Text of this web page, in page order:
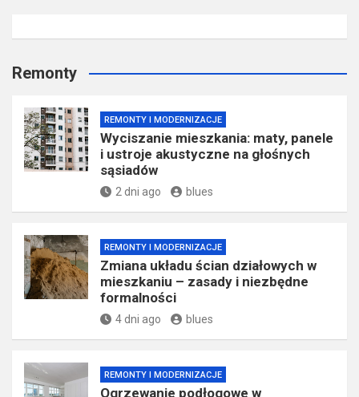
Remonty
REMONTY I MODERNIZACJE
Wyciszanie mieszkania: maty, panele
i ustroje akustyczne na głośnych
sąsiadów
2 dni ago blues
REMONTY I MODERNIZACJE
Zmiana układu ścian działowych w
mieszkaniu – zasady i niezbędne
formalności
4 dni ago blues
REMONTY I MODERNIZACJE
Ogrzewanie podłogowe w